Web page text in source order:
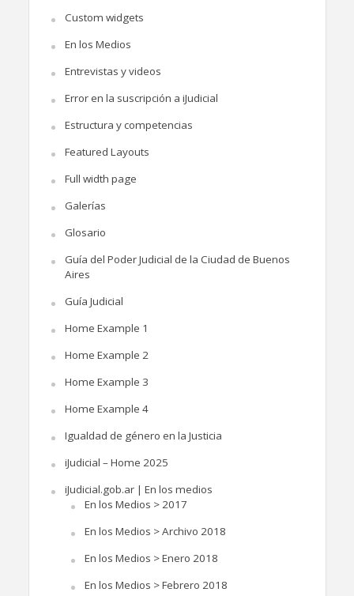
Custom widgets
En los Medios
Entrevistas y videos
Error en la suscripción a iJudicial
Estructura y competencias
Featured Layouts
Full width page
Galerías
Glosario
Guía del Poder Judicial de la Ciudad de Buenos
Aires
Guía Judicial
Home Example 1
Home Example 2
Home Example 3
Home Example 4
Igualdad de género en la Justicia
iJudicial – Home 2025
iJudicial.gob.ar | En los medios
En los Medios > 2017
En los Medios > Archivo 2018
En los Medios > Enero 2018
En los Medios > Febrero 2018